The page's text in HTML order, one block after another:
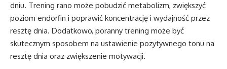
dniu. Trening rano może pobudzić metabolizm, zwiększyć
poziom endorfin i poprawić koncentrację i wydajność przez
resztę dnia. Dodatkowo, poranny trening może być
skutecznym sposobem na ustawienie pozytywnego tonu na
resztę dnia oraz zwiększenie motywacji.